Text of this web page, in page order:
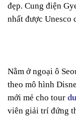
đẹp. Cung điện
nhất được Unesco
Nằm ở ngoại ô
theo mô hình
mới mẻ cho tour
viên giải trí đứng